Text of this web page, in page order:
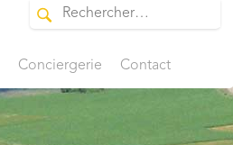
Conciergerie Contact